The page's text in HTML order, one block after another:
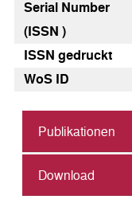
Serial Number
(ISSN )
ISSN gedruckt
WoS ID
Publikationen
Download